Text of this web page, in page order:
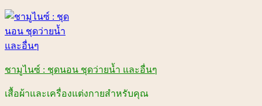
Skip
content
ชามูไนซ์ : ชุดนอน ชุดว่ายน้ำ และอื่นๆ
เสื้อผ้าและเครื่องแต่งกายสำหรับคุณ